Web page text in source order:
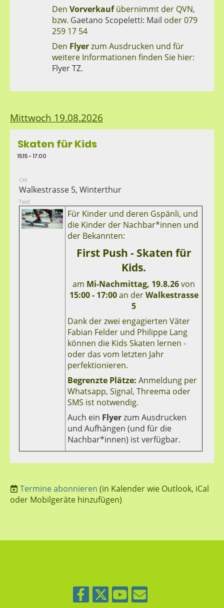
Den Vorverkaufübernimmt der QVN,
bzw. Gaetano Scopeletti: Mail oder 079
259 17 54
Den Flyerzum Ausdrucken und für
weitere Informationen finden Sie hier:
Flyer TZ.
Mittwoch 19.08.2026
Skaten für Kids
15:15 - 17:00
Ort
Walkestrasse 5, Winterthur
Text
Für Kinder und deren Gspänli, und
die Kinder der Nachbar*innen und
der Bekannten:
First Push - Skaten für
Kids.
am Mi-Nachmittag, 19.8.26von
15:00 - 17:00an derWalkestrasse
5
Dank der zwei engagierten Väter
Fabian Felder und Philippe Lang
können die Kids Skaten lernen -
oder das vom letzten Jahr
perfektionieren.
Begrenzte Plätze: Anmeldung per
Whatsapp, Signal, Threema oder
SMS ist notwendig.
Auch ein Flyerzum Ausdrucken
und Aufhängen (und für die
Nachbar*innen) ist verfügbar.
Termine abonnieren (in Kalender wie Outlook, iCal
oder Mobilgeräte hinzufügen)